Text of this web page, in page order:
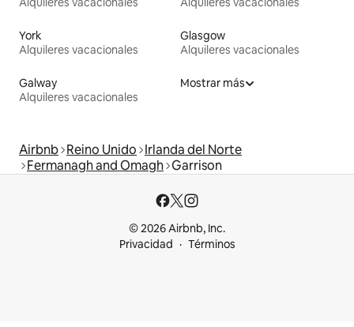
York
Alquileres vacacionales
Glasgow
Alquileres vacacionales
Galway
Alquileres vacacionales
Mostrar más
Airbnb Reino Unido Irlanda del Norte
Fermanagh and Omagh Garrison
© 2026 Airbnb, Inc.
Privacidad
Términos